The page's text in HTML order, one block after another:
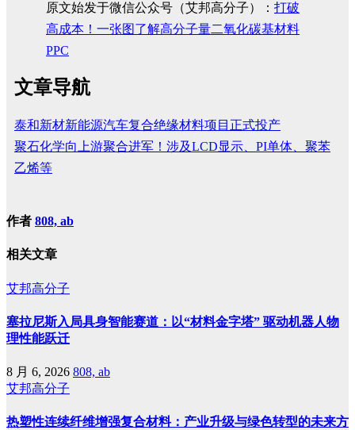
原文始发于微信公众号（艾邦高分子）： 打破
高成本！一张图了解高分子量二氧化碳基材料
PPC
文章导航
泰和新材新能源汽车复合绝缘材料项目正式投产
聚石化学向上游聚合进军！涉及LCD显示、PI单体、聚苯
乙烯等
作者 808, ab
相关文章
艾邦高分子
塞拉尼斯入局具身智能赛道：以“材料金字塔” 驱动机器人物
理性能跃迁
8 月 6, 2026 808, ab
艾邦高分子
热塑性连续纤维增强复合材料：产业升级与绿色转型的未来方